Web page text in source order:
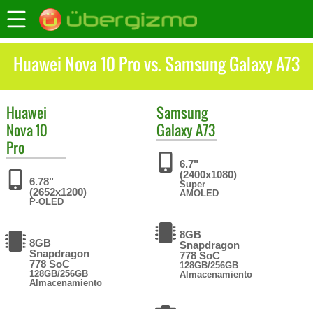
Huawei Nova 10 Pro vs. Samsung Galaxy A73
Huawei
Nova 10
Pro
6.78"
(2652x1200)
P-OLED
8GB
Snapdragon
778 SoC
128GB/256GB
Almacenamiento
Samsung
Galaxy A73
6.7"
(2400x1080)
Super
AMOLED
8GB
Snapdragon
778 SoC
128GB/256GB
Almacenamiento